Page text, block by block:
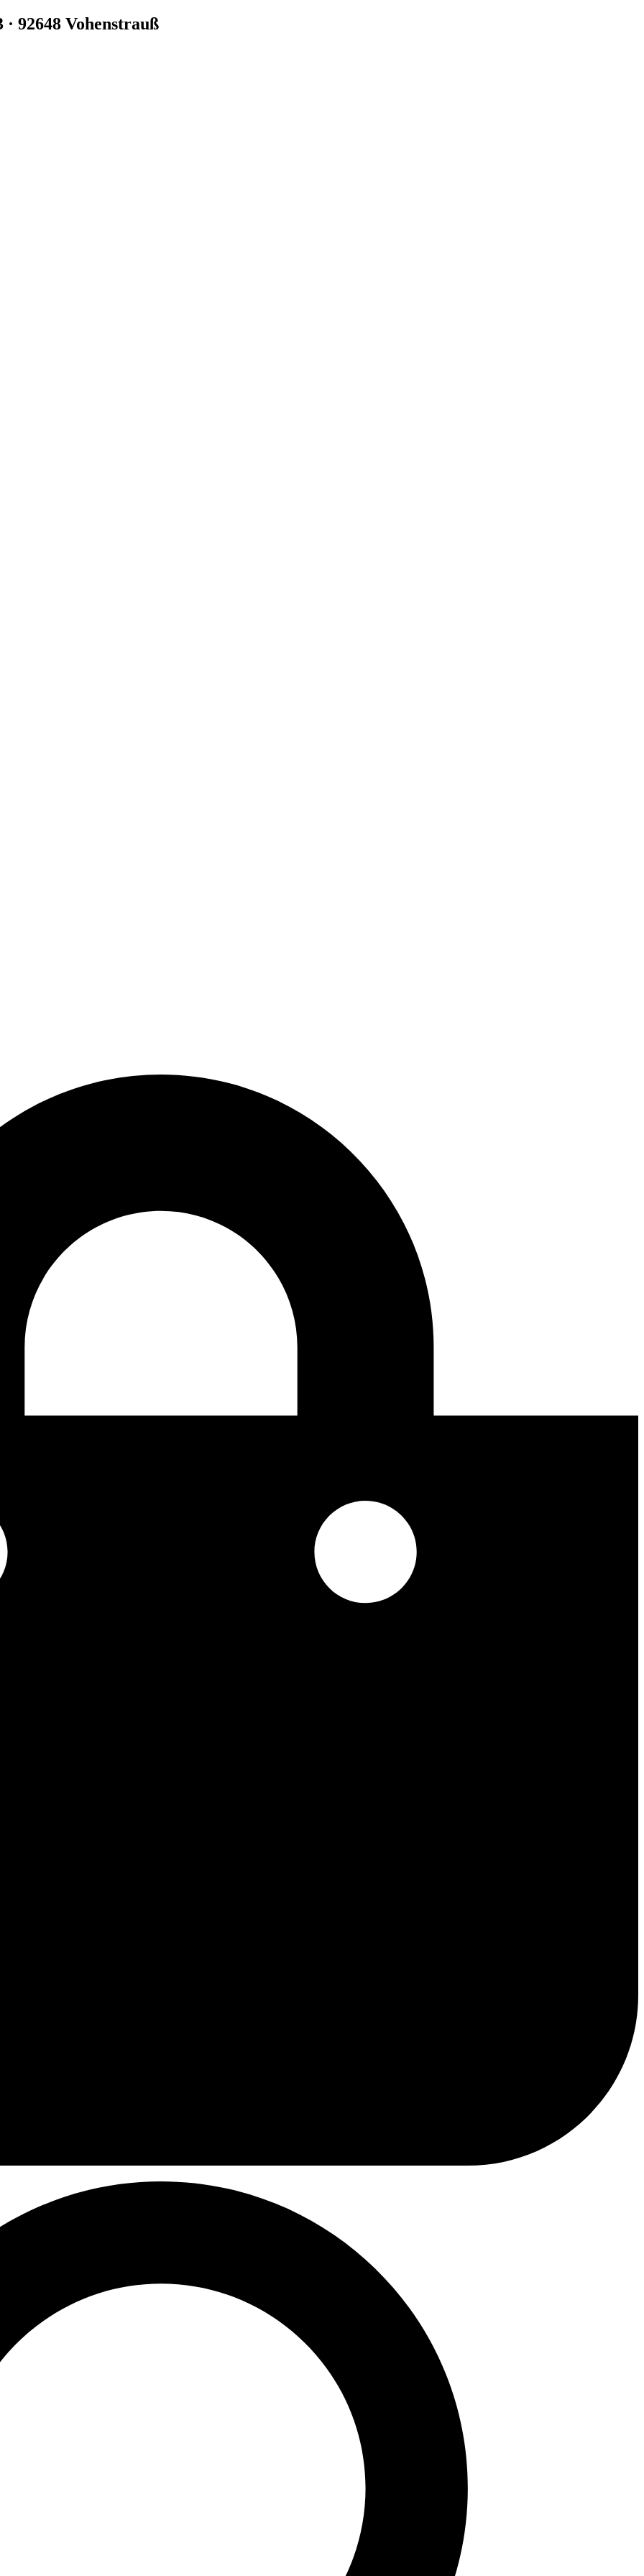
92648 Vohenstrauß